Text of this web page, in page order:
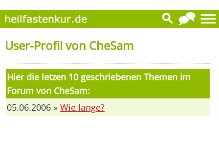
User-Profil von CheSam
Hier die letzen 10 geschriebenen Themen im
Forum von CheSam:
05.06.2006 » Wie lange?